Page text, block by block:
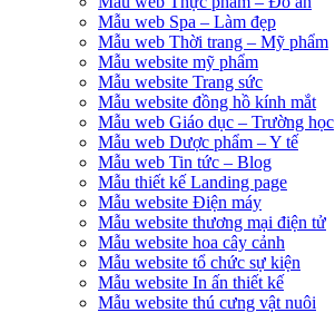
Mẫu web Spa – Làm đẹp
Mẫu web Thời trang – Mỹ phẩm
Mẫu website mỹ phẩm
Mẫu website Trang sức
Mẫu website đồng hồ kính mắt
Mẫu web Giáo dục – Trường học
Mẫu web Dược phẩm – Y tế
Mẫu web Tin tức – Blog
Mẫu thiết kế Landing page
Mẫu website Điện máy
Mẫu website thương mại điện tử
Mẫu website hoa cây cảnh
Mẫu website tổ chức sự kiện
Mẫu website In ấn thiết kế
Mẫu website thú cưng vật nuôi